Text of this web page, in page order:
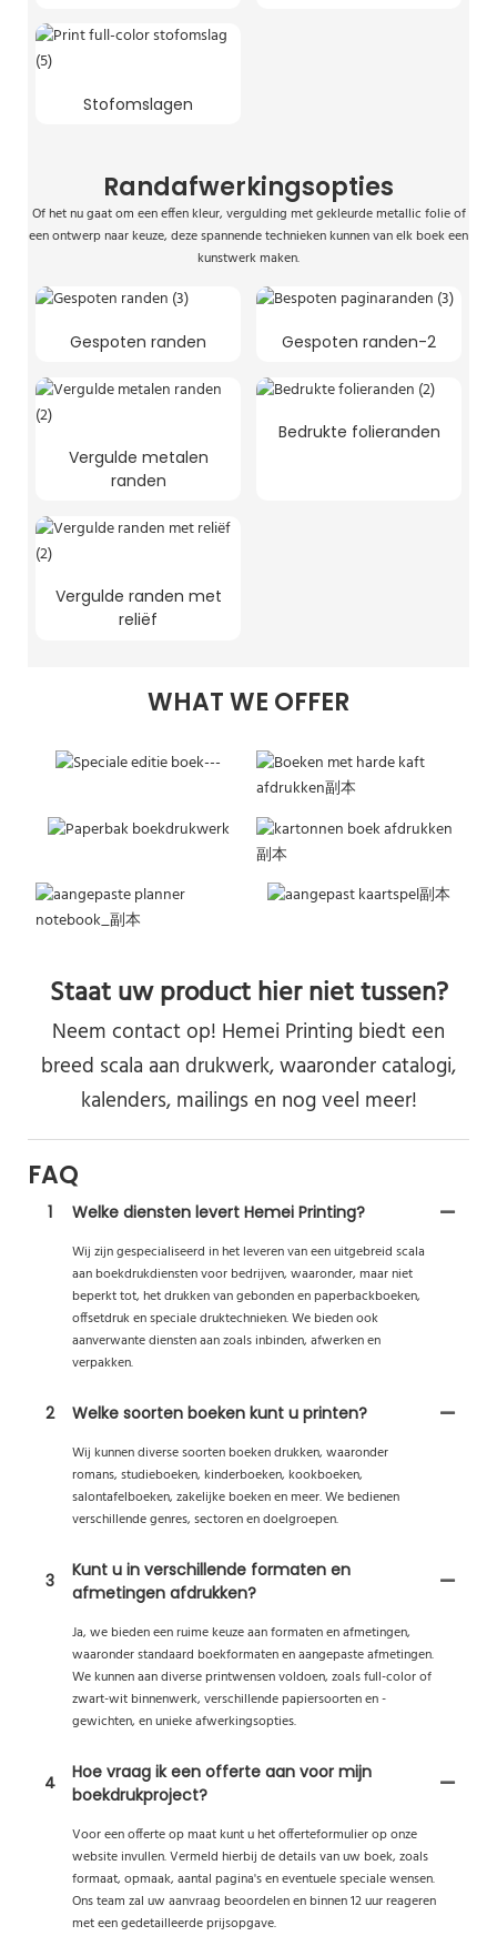
Stofomslagen
Randafwerkingsopties
Of het nu gaat om een ​​effen kleur, vergulding met gekleurde metallic folie of
een ontwerp naar keuze, deze spannende technieken kunnen van elk boek een
kunstwerk maken.
Gespoten randen Gespoten randen-2
Vergulde metalen
randen
Bedrukte folieranden
Vergulde randen met
reliëf
WHAT WE OFFER
Staat uw product hier niet tussen?
Neem contact op! Hemei Printing biedt een
breed scala aan drukwerk, waaronder catalogi,
kalenders, mailings en nog veel meer!
FAQ
1
Welke diensten levert Hemei Printing?
Wij zijn gespecialiseerd in het leveren van een uitgebreid scala
aan boekdrukdiensten voor bedrijven, waaronder, maar niet
beperkt tot, het drukken van gebonden en paperbackboeken,
offsetdruk en speciale druktechnieken. We bieden ook
aanverwante diensten aan zoals inbinden, afwerken en
verpakken.
2
Welke soorten boeken kunt u printen?
Wij kunnen diverse soorten boeken drukken, waaronder
romans, studieboeken, kinderboeken, kookboeken,
salontafelboeken, zakelijke boeken en meer. We bedienen
verschillende genres, sectoren en doelgroepen.
3
Kunt u in verschillende formaten en
afmetingen afdrukken?
Ja, we bieden een ruime keuze aan formaten en afmetingen,
waaronder standaard boekformaten en aangepaste afmetingen.
We kunnen aan diverse printwensen voldoen, zoals full-color of
zwart-wit binnenwerk, verschillende papiersoorten en -
gewichten, en unieke afwerkingsopties.
4
Hoe vraag ik een offerte aan voor mijn
boekdrukproject?
Voor een offerte op maat kunt u het offerteformulier op onze
website invullen. Vermeld hierbij de details van uw boek, zoals
formaat, opmaak, aantal pagina's en eventuele speciale wensen.
Ons team zal uw aanvraag beoordelen en binnen 12 uur reageren
met een gedetailleerde prijsopgave.